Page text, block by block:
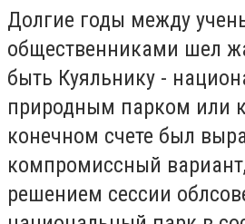
Долгие годы между
общественниками шел
быть Куяльнику -
природным парком или
конечном счете был
компромиссный
решением сессии